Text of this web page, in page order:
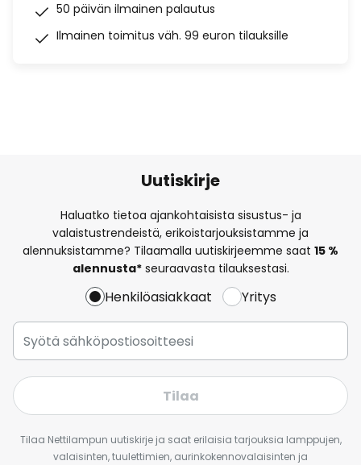
50 päivän ilmainen palautus
Ilmainen toimitus väh. 99 euron tilauksille
Uutiskirje
Haluatko tietoa ajankohtaisista sisustus- ja
valaistustrendeistä, erikoistarjouksistamme ja
alennuksistamme? Tilaamalla uutiskirjeemme saat 15 %
alennusta*seuraavasta tilauksestasi.
Henkilöasiakkaat Yritys
Tilaa
Tilaa Nettilampun uutiskirje ja saat erilaisia tarjouksia lamppujen,
valaisinten, tuulettimien, aurinkokennovalaisinten ja